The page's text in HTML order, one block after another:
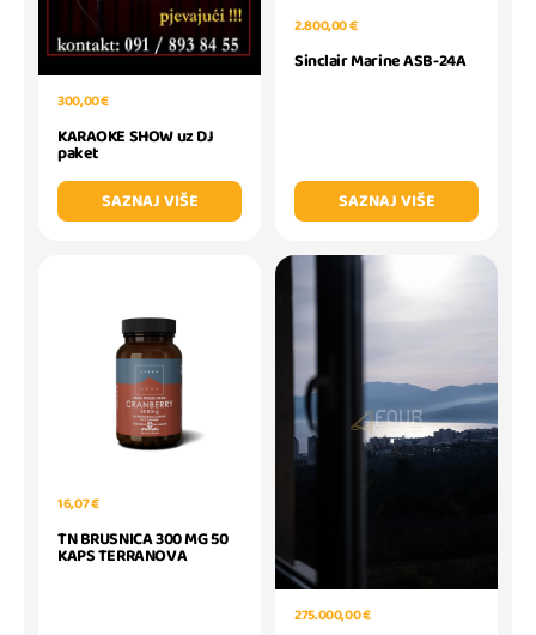
300,00 €
KARAOKE SHOW uz DJ
paket
SAZNAJ VIŠE
2.800,00 €
Sinclair Marine ASB-24A
SAZNAJ VIŠE
16,07 €
TN BRUSNICA 300 MG 50
KAPS TERRANOVA
275.000,00 €